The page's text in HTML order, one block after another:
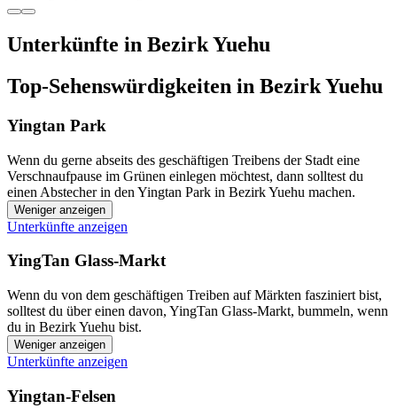
Unterkünfte in Bezirk Yuehu
Top-Sehenswürdigkeiten in Bezirk Yuehu
Yingtan Park
Wenn du gerne abseits des geschäftigen Treibens der Stadt eine
Verschnaufpause im Grünen einlegen möchtest, dann solltest du
einen Abstecher in den Yingtan Park in Bezirk Yuehu machen.
Weniger anzeigen
Unterkünfte anzeigen
YingTan Glass-Markt
Wenn du von dem geschäftigen Treiben auf Märkten fasziniert bist,
solltest du über einen davon, YingTan Glass-Markt, bummeln, wenn
du in Bezirk Yuehu bist.
Weniger anzeigen
Unterkünfte anzeigen
Yingtan-Felsen